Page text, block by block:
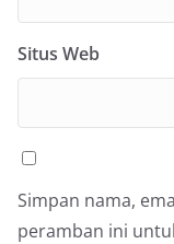
Situs Web
Simpan nama,
peramban ini